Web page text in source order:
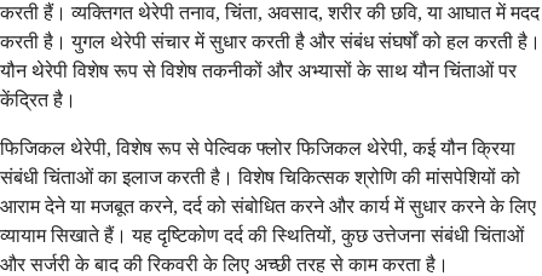
करती हैं। व्यक्तिगत थेरेपी तनाव, चिंता, अवसाद, शरीर की छवि, या आघात में मदद
करती है। युगल थेरेपी संचार में सुधार करती है और संबंध संघर्षों को हल करती है।
यौन थेरेपी विशेष रूप से विशेष तकनीकों और अभ्यासों के साथ यौन चिंताओं पर
केंद्रित है।
फिजिकल थेरेपी, विशेष रूप से पेल्विक फ्लोर फिजिकल थेरेपी, कई यौन क्रिया
संबंधी चिंताओं का इलाज करती है। विशेष चिकित्सक श्रोणि की मांसपेशियों को
आराम देने या मजबूत करने, दर्द को संबोधित करने और कार्य में सुधार करने के लिए
व्यायाम सिखाते हैं। यह दृष्टिकोण दर्द की स्थितियों, कुछ उत्तेजना संबंधी चिंताओं
और सर्जरी के बाद की रिकवरी के लिए अच्छी तरह से काम करता है।